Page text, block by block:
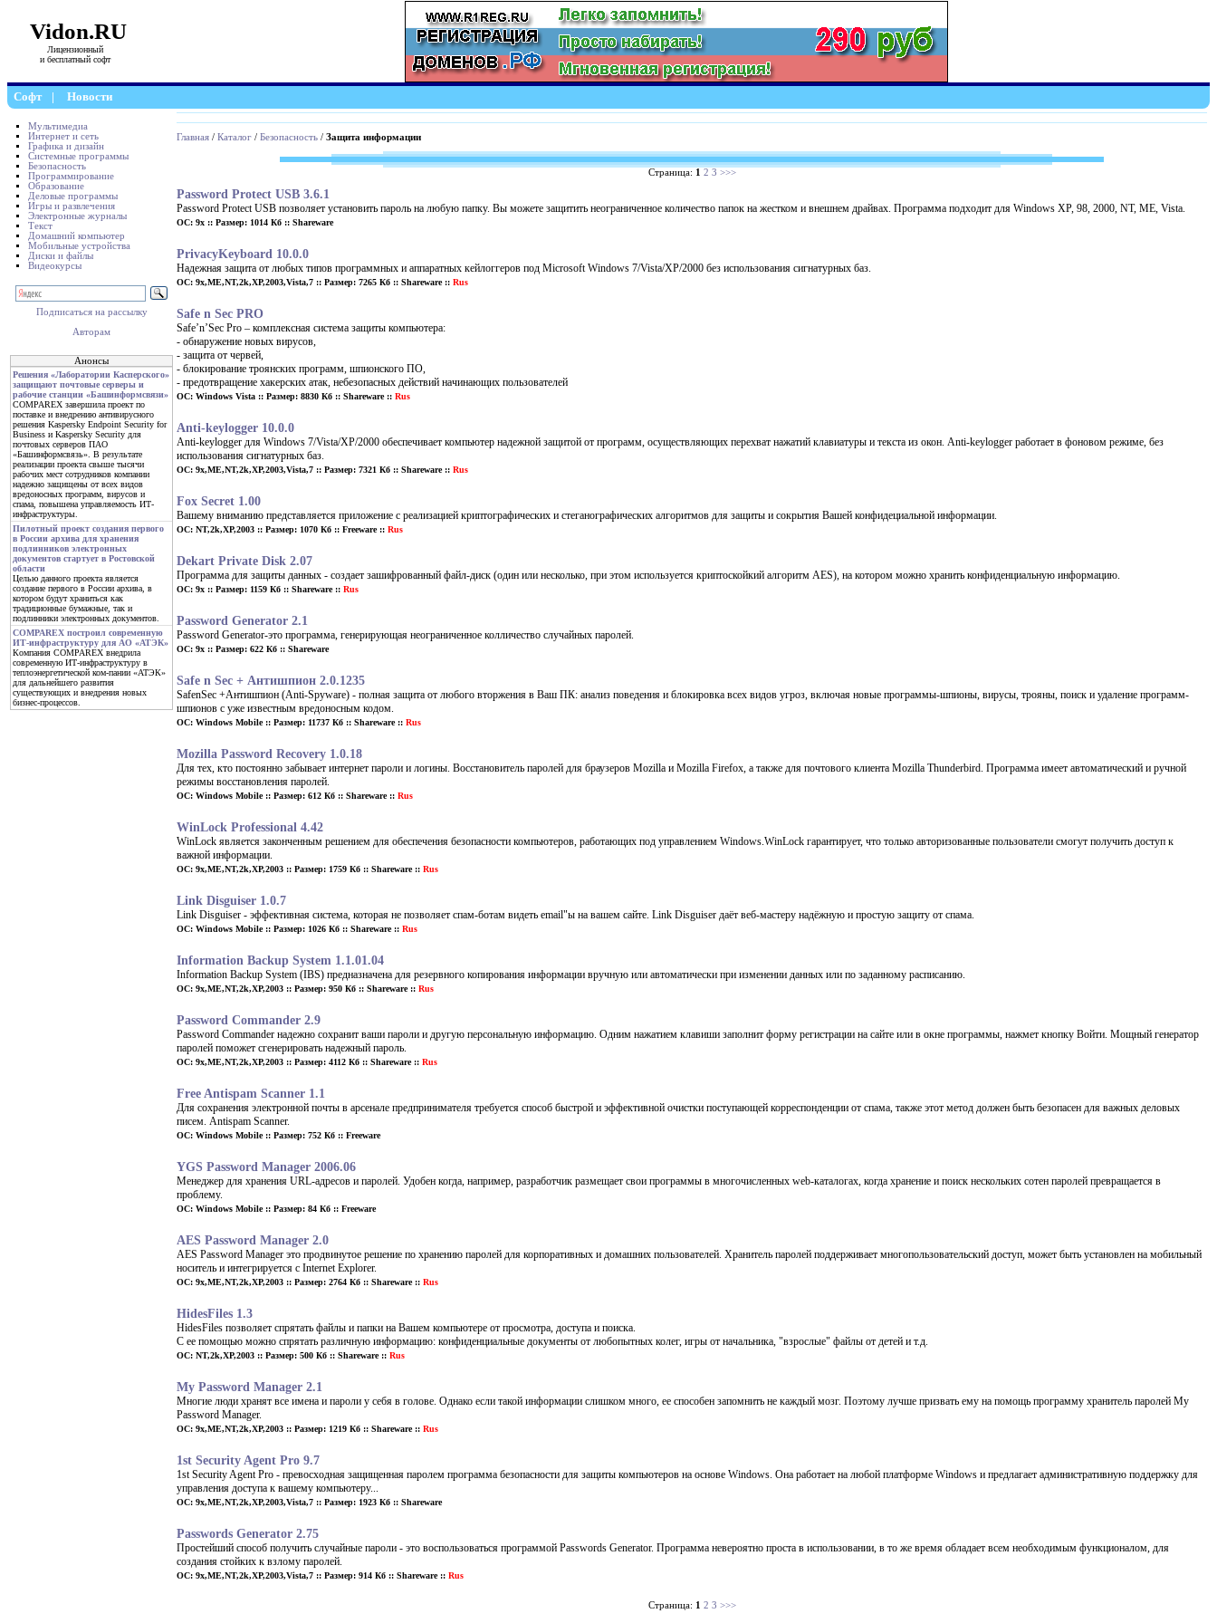
Vidon.RU
Лицензионный
и бесплатный софт
Софт | Новости
Мультимедиа
Интернет и сеть
Графика и дизайн
Системные программы
Безопасность
Программирование
Образование
Деловые программы
Игры и развлечения
Электронные журналы
Текст
Домашний компьютер
Мобильные устройства
Диски и файлы
Видеокурсы
Подписаться на рассылку
Авторам
Анонсы
Решения «Лаборатории Касперского»
защищают почтовые серверы и
рабочие станции «Башинформсвязи»
COMPAREX завершила проект по
поставке и внедрению антивирусного
решения Kaspersky Endpoint Security for
Business и Kaspersky Security для
почтовых серверов ПАО
«Башинформсвязь». В результате
реализации проекта свыше тысячи
рабочих мест сотрудников компании
надежно защищены от всех видов
вредоносных программ, вирусов и
спама, повышена управляемость ИТ-
инфраструктуры.
Пилотный проект создания первого
в России архива для хранения
подлинников электронных
документов стартует в Ростовской
области
Целью данного проекта является
создание первого в России архива, в
котором будут храниться как
традиционные бумажные, так и
подлинники электронных документов.
COMPAREX построил современную
ИТ-инфраструктуру для АО «АТЭК»
Компания COMPAREX внедрила
современную ИТ-инфраструктуру в
теплоэнергетической ком-пании «АТЭК»
для дальнейшего развития
существующих и внедрения новых
бизнес-процессов.
Главная / Каталог / Безопасность / Защита информации
Страница: 1 2 3 >>>
Password Protect USB 3.6.1
Password Protect USB позволяет установить пароль на любую папку. Вы можете защитить неограниченное количество папок на жестком и внешнем драйвах. Программа подходит для Windows XP, 98, 2000, NT, ME, Vista.
ОС: 9x :: Размер: 1014 Кб :: Shareware
PrivacyKeyboard 10.0.0
Надежная защита от любых типов программных и аппаратных кейлоггеров под Microsoft Windows 7/Vista/XP/2000 без использования сигнатурных баз.
ОС: 9x,ME,NT,2k,XP,2003,Vista,7 :: Размер: 7265 Кб :: Shareware :: Rus
Safe n Sec PRO
Safe’n’Sec Pro – комплексная система защиты компьютера:
- обнаружение новых вирусов,
- защита от червей,
- блокирование троянских программ, шпионского ПО,
- предотвращение хакерских атак, небезопасных действий начинающих пользователей
ОС: Windows Vista :: Размер: 8830 Кб :: Shareware :: Rus
Anti-keylogger 10.0.0
Anti-keylogger для Windows 7/Vista/XP/2000 обеспечивает компьютер надежной защитой от программ, осуществляющих перехват нажатий клавиатуры и текста из окон. Anti-keylogger работает в фоновом режиме, без
использования сигнатурных баз.
ОС: 9x,ME,NT,2k,XP,2003,Vista,7 :: Размер: 7321 Кб :: Shareware :: Rus
Fox Secret 1.00
Вашему вниманию представляется приложение с реализацией криптографических и стеганографических алгоритмов для защиты и сокрытия Вашей конфидециальной информации.
ОС: NT,2k,XP,2003 :: Размер: 1070 Кб :: Freeware :: Rus
Dekart Private Disk 2.07
Программа для защиты данных - создает зашифрованный файл-диск (один или несколько, при этом используется криптоскойкий алгоритм AES), на котором можно хранить конфиденциальную информацию.
ОС: 9x :: Размер: 1159 Кб :: Shareware :: Rus
Password Generator 2.1
Password Generator-это программа, генерирующая неограниченное колличество случайных паролей.
ОС: 9x :: Размер: 622 Кб :: Shareware
Safe n Sec + Антишпион 2.0.1235
SafenSec +Антишпион (Anti-Spyware) - полная защита от любого вторжения в Ваш ПК: анализ поведения и блокировка всех видов угроз, включая новые программы-шпионы, вирусы, трояны, поиск и удаление программ-
шпионов с уже известным вредоносным кодом.
ОС: Windows Mobile :: Размер: 11737 Кб :: Shareware :: Rus
Mozilla Password Recovery 1.0.18
Для тех, кто постоянно забывает интернет пароли и логины. Восстановитель паролей для браузеров Mozilla и Mozilla Firefox, а также для почтового клиента Mozilla Thunderbird. Программа имеет автоматический и ручной
режимы восстановления паролей.
ОС: Windows Mobile :: Размер: 612 Кб :: Shareware :: Rus
WinLock Professional 4.42
WinLock является законченным решением для обеспечения безопасности компьютеров, работающих под управлением Windows.WinLock гарантирует, что только авторизованные пользователи смогут получить доступ к
важной информации.
ОС: 9x,ME,NT,2k,XP,2003 :: Размер: 1759 Кб :: Shareware :: Rus
Link Disguiser 1.0.7
Link Disguiser - эффективная система, которая не позволяет спам-ботам видеть email"ы на вашем сайте. Link Disguiser даёт веб-мастеру надёжную и простую защиту от спама.
ОС: Windows Mobile :: Размер: 1026 Кб :: Shareware :: Rus
Information Backup System 1.1.01.04
Information Backup System (IBS) предназначена для резервного копирования информации вручную или автоматически при изменении данных или по заданному расписанию.
ОС: 9x,ME,NT,2k,XP,2003 :: Размер: 950 Кб :: Shareware :: Rus
Password Commander 2.9
Password Commander надежно сохранит ваши пароли и другую персональную информацию. Одним нажатием клавиши заполнит форму регистрации на сайте или в окне программы, нажмет кнопку Войти. Мощный генератор
паролей поможет сгенерировать надежный пароль.
ОС: 9x,ME,NT,2k,XP,2003 :: Размер: 4112 Кб :: Shareware :: Rus
Free Antispam Scanner 1.1
Для сохранения электронной почты в арсенале предпринимателя требуется способ быстрой и эффективной очистки поступающей корреспонденции от спама, также этот метод должен быть безопасен для важных деловых
писем. Antispam Scanner.
ОС: Windows Mobile :: Размер: 752 Кб :: Freeware
YGS Password Manager 2006.06
Менеджер для хранения URL-адресов и паролей. Удобен когда, например, разработчик размещает свои программы в многочисленных web-каталогах, когда хранение и поиск нескольких сотен паролей превращается в
проблему.
ОС: Windows Mobile :: Размер: 84 Кб :: Freeware
AES Password Manager 2.0
AES Password Manager это продвинутое решение по хранению паролей для корпоративных и домашних пользователей. Хранитель паролей поддерживает многопользовательский доступ, может быть установлен на мобильный
носитель и интегрируется с Internet Explorer.
ОС: 9x,ME,NT,2k,XP,2003 :: Размер: 2764 Кб :: Shareware :: Rus
HidesFiles 1.3
HidesFiles позволяет спрятать файлы и папки на Вашем компьютере от просмотра, доступа и поиска.
С ее помощью можно спрятать различную информацию: конфиденциальные документы от любопытных колег, игры от начальника, "взрослые" файлы от детей и т.д.
ОС: NT,2k,XP,2003 :: Размер: 500 Кб :: Shareware :: Rus
My Password Manager 2.1
Многие люди хранят все имена и пароли у себя в голове. Однако если такой информации слишком много, ее способен запомнить не каждый мозг. Поэтому лучше призвать ему на помощь программу хранитель паролей My
Password Manager.
ОС: 9x,ME,NT,2k,XP,2003 :: Размер: 1219 Кб :: Shareware :: Rus
1st Security Agent Pro 9.7
1st Security Agent Pro - превосходная защищенная паролем программа безопасности для защиты компьютеров на основе Windows. Она работает на любой платформе Windows и предлагает административную поддержку для
управления доступа к вашему компьютеру...
ОС: 9x,ME,NT,2k,XP,2003,Vista,7 :: Размер: 1923 Кб :: Shareware
Passwords Generator 2.75
Простейший способ получить случайные пароли - это воспользоваться программой Passwords Generator. Программа невероятно проста в использовании, в то же время обладает всем необходимым функционалом, для
создания стойких к взлому паролей.
ОС: 9x,ME,NT,2k,XP,2003,Vista,7 :: Размер: 914 Кб :: Shareware :: Rus
Страница: 1 2 3 >>>